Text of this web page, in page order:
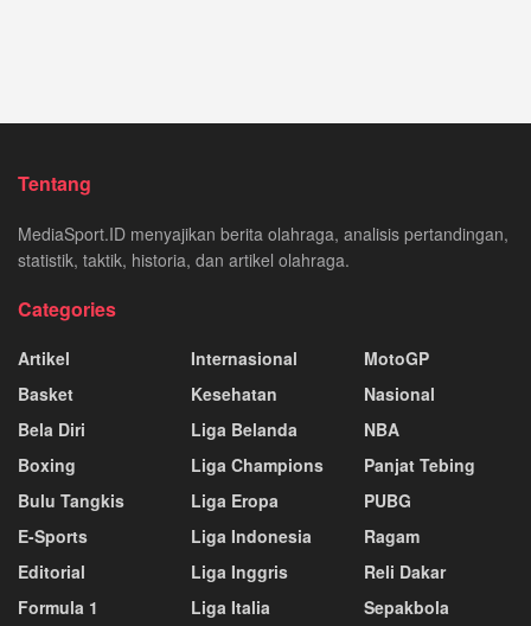
Tentang
MediaSport.ID menyajikan berita olahraga, analisis pertandingan,
statistik, taktik, historia, dan artikel olahraga.
Categories
Artikel
Basket
Bela Diri
Boxing
Bulu Tangkis
E-Sports
Editorial
Formula 1
Internasional
Kesehatan
Liga Belanda
Liga Champions
Liga Eropa
Liga Indonesia
Liga Inggris
Liga Italia
MotoGP
Nasional
NBA
Panjat Tebing
PUBG
Ragam
Reli Dakar
Sepakbola